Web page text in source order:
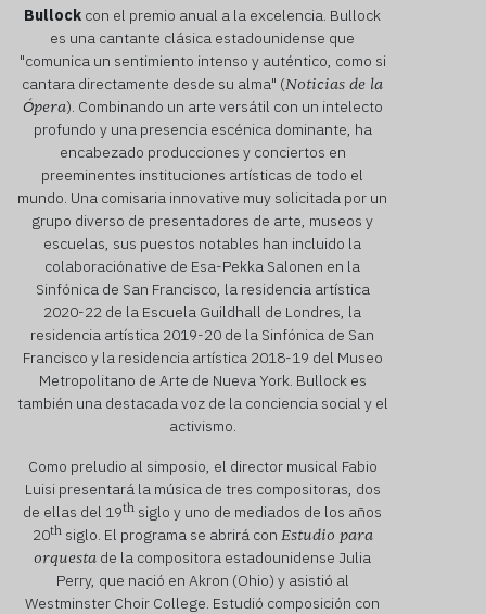
Bullock con el premio anual a la excelencia. Bullock
es una cantante clásica estadounidense que
"comunica un sentimiento intenso y auténtico, como si
cantara directamente desde su alma" (Noticias de la
Ópera). Combinando un arte versátil con un intelecto
profundo y una presencia escénica dominante, ha
encabezado producciones y conciertos en
preeminentes instituciones artísticas de todo el
mundo. Una comisaria innovative muy solicitada por un
grupo diverso de presentadores de arte, museos y
escuelas, sus puestos notables han incluido la
colaboraciónative de Esa-Pekka Salonen en la
Sinfónica de San Francisco, la residencia artística
2020-22 de la Escuela Guildhall de Londres, la
residencia artística 2019-20 de la Sinfónica de San
Francisco y la residencia artística 2018-19 del Museo
Metropolitano de Arte de Nueva York. Bullock es
también una destacada voz de la conciencia social y el
activismo.
Como preludio al simposio, el director musical Fabio
Luisi presentará la música de tres compositoras, dos
de ellas del 19th siglo y uno de mediados de los años
20thsiglo. El programa se abrirá con Estudio para
orquesta de la compositora estadounidense Julia
Perry, que nació en Akron (Ohio) y asistió al
Westminster Choir College. Estudió composición con